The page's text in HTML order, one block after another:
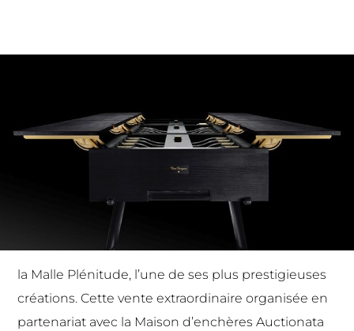
la Malle Plénitude, l’une de ses plus prestigieuses
créations. Cette vente extraordinaire organisée en
partenariat avec la Maison d’enchères Auctionata